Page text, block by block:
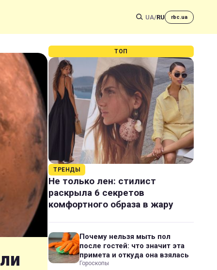
UA/RU rbc.ua
ТОП
ТРЕНДЫ
Не только лен: стилист
раскрыла 6 секретов
комфортного образа в жару
Почему нельзя мыть пол
после гостей: что значит эта
примета и откуда она взялась
Гороскопы